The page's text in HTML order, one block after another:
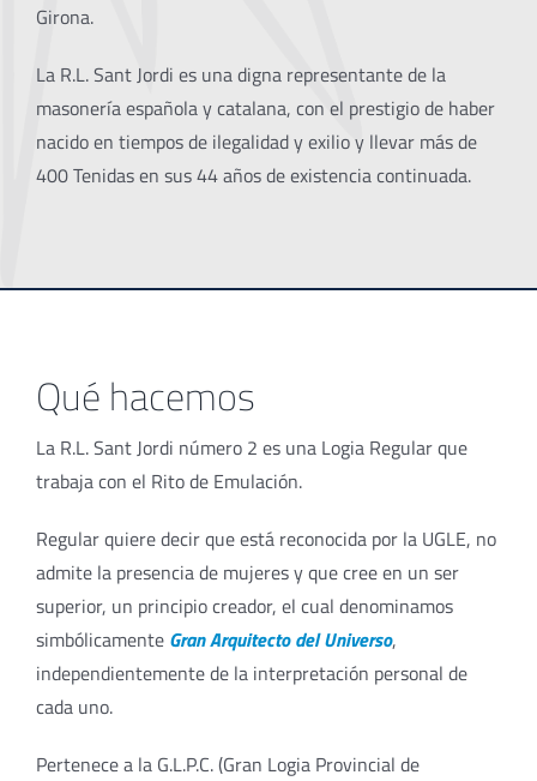
Girona.
La R.L. Sant Jordi es una digna representante de la
masonería española y catalana, con el prestigio de haber
nacido en tiempos de ilegalidad y exilio y llevar más de
400 Tenidas en sus 44 años de existencia continuada.
Qué hacemos
La R.L. Sant Jordi número 2 es una Logia Regular que
trabaja con el Rito de Emulación.
Regular quiere decir que está reconocida por la UGLE, no
admite la presencia de mujeres y que cree en un ser
superior, un principio creador, el cual denominamos
simbólicamente Gran Arquitecto del Universo,
independientemente de la interpretación personal de
cada uno.
Pertenece a la G.L.P.C. (Gran Logia Provincial de